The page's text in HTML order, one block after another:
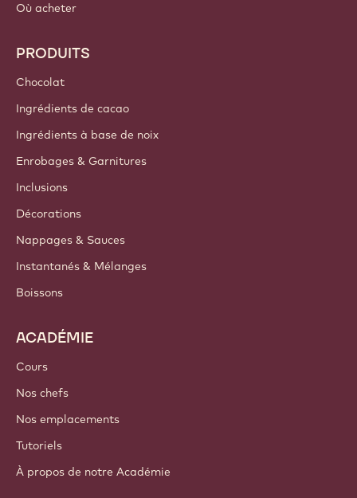
Où acheter
PRODUITS
Chocolat
Ingrédients de cacao
Ingrédients à base de noix
Enrobages & Garnitures
Inclusions
Décorations
Nappages & Sauces
Instantanés & Mélanges
Boissons
ACADÉMIE
Cours
Nos chefs
Nos emplacements
Tutoriels
À propos de notre Académie